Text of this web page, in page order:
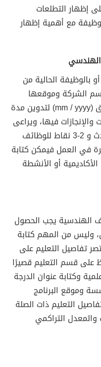
إظهار التطلعات
مع أهمية إظهار
بالوظيفة الحالية من
الشركة وموقعها
وتاريخ التوظيف باستخدام التنسيق (mm / yyyy) لتدوين مدة
فيها، ويراعى
استخدام 5-6 نقاط للوظائف الأحدث و 2-3 نقاط للوظائف
في العمل فيمكن كتابة
أو الأنشطة
الهندسية يجب الحصول
وليس من المهم كتابة
تفاصيل التعليم على
على قسم التعليم قصيرًا
وكتابة عنوان الدرجة
وموقع البرنامج
التعليم ذات الصلة
والمعدل التراكمي